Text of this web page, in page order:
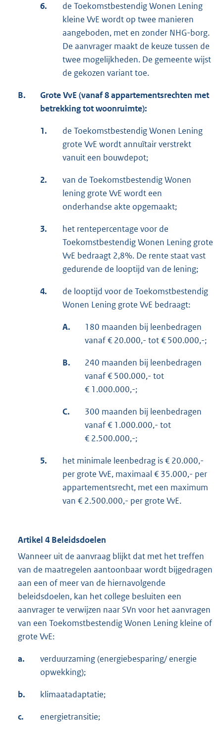
6.
de Toekomstbestendig Wonen Lening
kleine VvE wordt op twee manieren
aangeboden, met en zonder NHG-borg.
De aanvrager maakt de keuze tussen de
twee mogelijkheden. De gemeente wijst
de gekozen variant toe.
B.
Grote VvE (vanaf 8 appartementsrechten met
betrekking tot woonruimte):
1.
de Toekomstbestendig Wonen Lening
grote VvE wordt annuïtair verstrekt
vanuit een bouwdepot;
2.
van de Toekomstbestendig Wonen
lening grote VvE wordt een
onderhandse akte opgemaakt;
3.
het rentepercentage voor de
Toekomstbestendig Wonen Lening grote
VvE bedraagt 2,8%. De rente staat vast
gedurende de looptijd van de lening;
4.
de looptijd voor de Toekomstbestendig
Wonen Lening grote VvE bedraagt:
A.
180 maanden bij leenbedragen
vanaf € 20.000,- tot € 500.000,-;
B.
240 maanden bij leenbedragen
vanaf € 500.000,- tot
€ 1.000.000,-;
C.
300 maanden bij leenbedragen
vanaf € 1.000.000,- tot
€ 2.500.000,-;
5.
het minimale leenbedrag is € 20.000,-
per grote VvE, maximaal € 35.000,- per
appartementsrecht, met een maximum
van € 2.500.000,- per grote VvE.
Artikel 4 Beleidsdoelen
Wanneer uit de aanvraag blijkt dat met het treffen
van de maatregelen aantoonbaar wordt bijgedragen
aan een of meer van de hiernavolgende
beleidsdoelen, kan het college besluiten een
aanvrager te verwijzen naar SVn voor het aanvragen
van een Toekomstbestendig Wonen Lening kleine of
grote VvE:
a.
verduurzaming (energiebesparing/ energie
opwekking);
b. klimaatadaptatie;
c. energietransitie;